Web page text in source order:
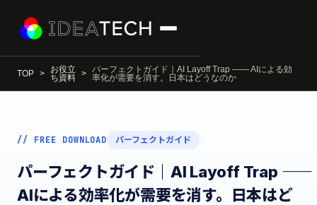
TOP
お役立
ち資料
パーフェクトガイド｜AI Layoff Trap ―― AIによる効
率化が需要を消す。日本はどうなのか
// FREE DOWNLOAD パーフェクトガイド
パーフェクトガイド｜AI Layoff Trap ――
AIによる効率化が需要を消す。日本はど